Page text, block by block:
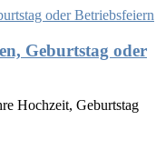
Geburtstag oder
Hochzeit, Geburtstag